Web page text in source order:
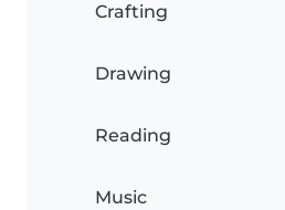
Crafting
Drawing
Reading
Music